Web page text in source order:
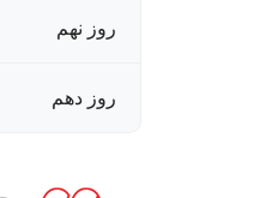
روز نهم
روز دهم